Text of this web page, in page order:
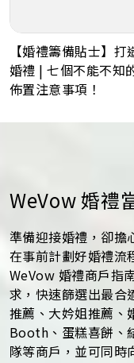
【婚禮籌備貼士】打
婚禮 | 七個不能不知
佈置注意事項！
WeVow 婚禮
準備迎接婚禮，卻擔
在事前計劃好婚禮
WeVow 婚禮商戶指
求，快速篩選出最合
推薦、大妗姐推薦
Booth、蛋糕喜餅、
隊等商戶，並可同時